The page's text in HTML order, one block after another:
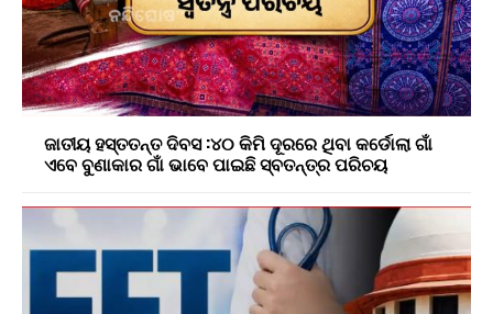
ଜାତୀୟ ହସ୍ତତନ୍ତ ଦିବସ :୪୦ କିମି ଦୂରରେ ଥିବା କର୍ଡୋଲା ଗାଁ
ଏବେ ବୁଣାକାର ଗାଁ ଭାବେ ପାଇଛି ସ୍ବତନ୍ତ୍ର ପରିଚୟ